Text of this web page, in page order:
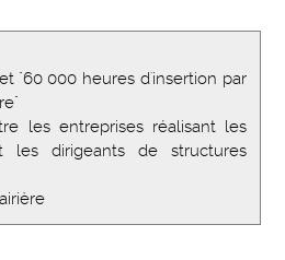
"60 000 heures d'insertion par
les entreprises réalisant les
les dirigeants de structures